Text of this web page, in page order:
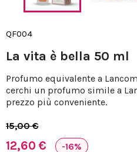
QF004
La vita è bella 50 ml
Profumo equivalente a
cerchi un profumo simile a
prezzo più conveniente.
15,00 €
12,60 € -16%